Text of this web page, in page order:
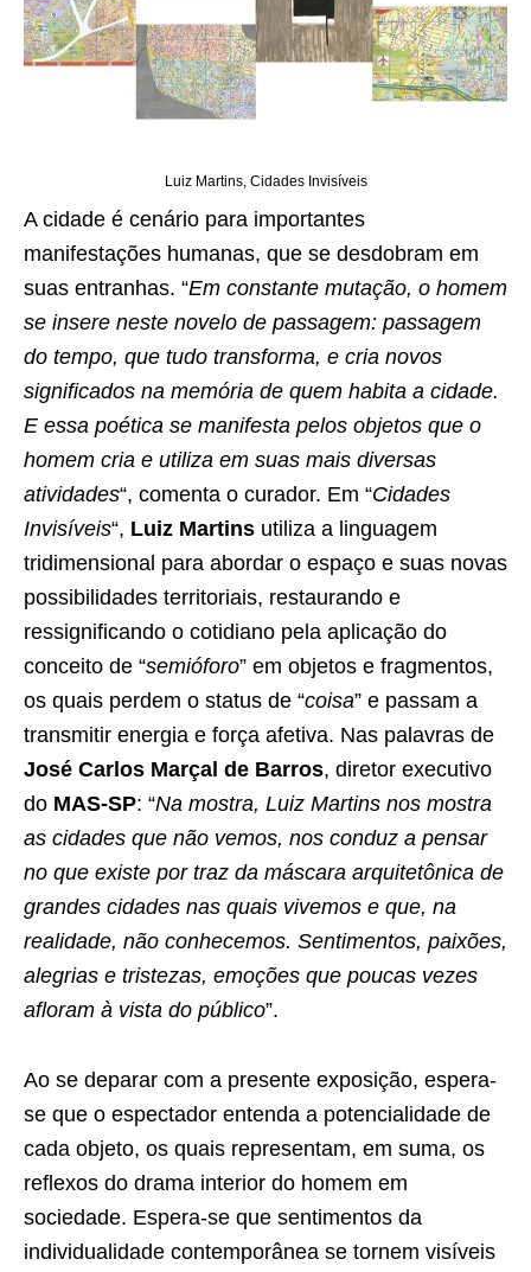
Luiz Martins, Cidades Invisíveis
A cidade é cenário para importantes
manifestações humanas, que se desdobram em
suas entranhas. “Em constante mutação, o homem
se insere neste novelo de passagem: passagem
do tempo, que tudo transforma, e cria novos
significados na memória de quem habita a cidade.
E essa poética se manifesta pelos objetos que o
homem cria e utiliza em suas mais diversas
atividades“, comenta o curador. Em “Cidades
Invisíveis“, Luiz Martins utiliza a linguagem
tridimensional para abordar o espaço e suas novas
possibilidades territoriais, restaurando e
ressignificando o cotidiano pela aplicação do
conceito de “semióforo” em objetos e fragmentos,
os quais perdem o status de “coisa” e passam a
transmitir energia e força afetiva. Nas palavras de
José Carlos Marçal de Barros, diretor executivo
do MAS-SP: “Na mostra, Luiz Martins nos mostra
as cidades que não vemos, nos conduz a pensar
no que existe por traz da máscara arquitetônica de
grandes cidades nas quais vivemos e que, na
realidade, não conhecemos. Sentimentos, paixões,
alegrias e tristezas, emoções que poucas vezes
afloram à vista do público”.
Ao se deparar com a presente exposição, espera-
se que o espectador entenda a potencialidade de
cada objeto, os quais representam, em suma, os
reflexos do drama interior do homem em
sociedade. Espera-se que sentimentos da
individualidade contemporânea se tornem visíveis